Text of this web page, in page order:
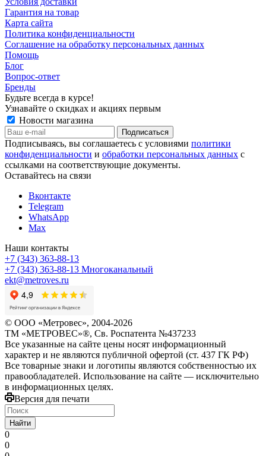
Гарантия на товар
Карта сайта
Политика конфиденциальности
Соглашение на обработку персональных данных
Помощь
Блог
Вопрос-ответ
Бренды
Будьте всегда в курсе!
Узнавайте о скидках и акциях первым
Новости магазина
Подписываясь, вы соглашаетесь с условиями политики
конфиденциальности и обработки персональных данных с
ссылками на соответствующие документы.
Оставайтесь на связи
Вконтакте
Telegram
WhatsApp
Max
Наши контакты
+7 (343) 363-88-13
+7 (343) 363-88-13 Многоканальный
ekt@metroves.ru
© ООО «Метровес», 2004-2026
ТМ «МЕТРОВЕС»®, Св. Роспатента №4​3​7​2​3​3
Все указанные на сайте цены носят информационный
характер и не являются публичной офертой (ст. 437 ГК РФ)
Все товарные знаки и логотипы являются собственностью их
правообладателей. Использование на сайте — исключительно
в информационных целях.
Версия для печати
Найти
0
0